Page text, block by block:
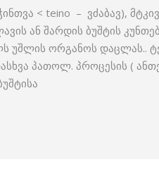
< teino – ვძაბავ),
ან შარდის ბუშტის
უშლის ორგანოს დაცლას..
პათოლ. პროცესის (